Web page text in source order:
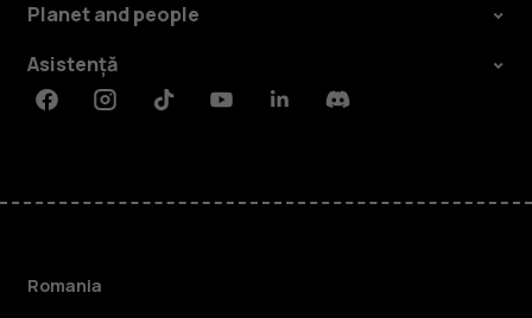
Planet and people
Asistență
FacebookInstagramTiktokYoutubeLinkedinDiscord
Romania